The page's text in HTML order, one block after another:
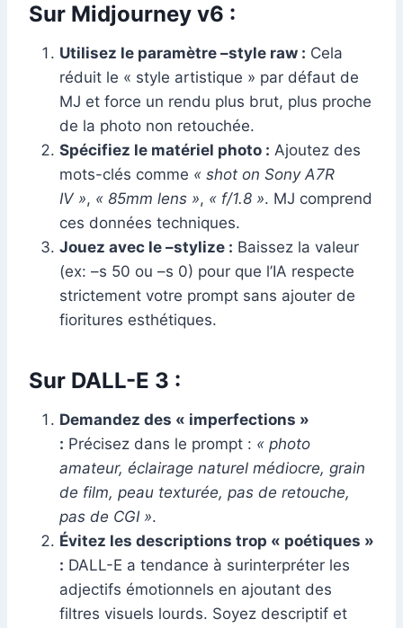
Sur Midjourney v6 :
Utilisez le paramètre –style raw : Cela
réduit le « style artistique » par défaut de
MJ et force un rendu plus brut, plus proche
de la photo non retouchée.
Spécifiez le matériel photo : Ajoutez des
mots-clés comme « shot on Sony A7R
IV », « 85mm lens », « f/1.8 ». MJ comprend
ces données techniques.
Jouez avec le –stylize : Baissez la valeur
(ex: –s 50 ou –s 0) pour que l’IA respecte
strictement votre prompt sans ajouter de
fioritures esthétiques.
Sur DALL-E 3 :
Demandez des « imperfections »
: Précisez dans le prompt : « photo
amateur, éclairage naturel médiocre, grain
de film, peau texturée, pas de retouche,
pas de CGI ».
Évitez les descriptions trop « poétiques »
: DALL-E a tendance à surinterpréter les
adjectifs émotionnels en ajoutant des
filtres visuels lourds. Soyez descriptif et